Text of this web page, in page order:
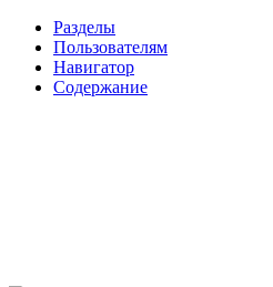
Разделы
Пользователям
Навигатор
Содержание